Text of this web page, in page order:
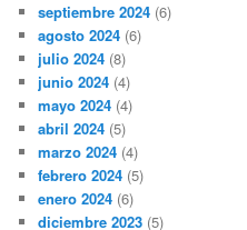
septiembre 2024 (6)
agosto 2024 (6)
julio 2024 (8)
junio 2024 (4)
mayo 2024 (4)
abril 2024 (5)
marzo 2024 (4)
febrero 2024 (5)
enero 2024 (6)
diciembre 2023 (5)